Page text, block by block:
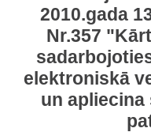
2010.gada
Nr.357
elektroniskā
un